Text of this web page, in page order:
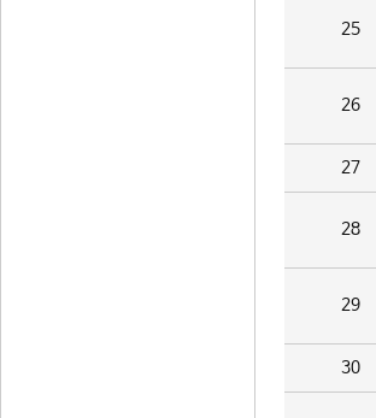
25
26
27
28
29
30